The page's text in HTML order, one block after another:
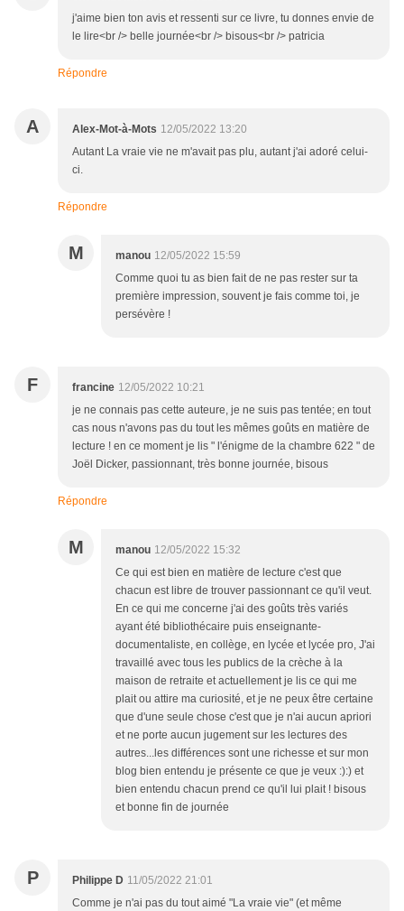
j'aime bien ton avis et ressenti sur ce livre, tu donnes envie de
le lire<br /> belle journée<br /> bisous<br /> patricia
Répondre
A Alex-Mot-à-Mots 12/05/2022 13:20
Autant La vraie vie ne m'avait pas plu, autant j'ai adoré celui-
ci.
Répondre
M manou 12/05/2022 15:59
Comme quoi tu as bien fait de ne pas rester sur ta
première impression, souvent je fais comme toi, je
persévère !
F francine 12/05/2022 10:21
je ne connais pas cette auteure, je ne suis pas tentée; en tout
cas nous n'avons pas du tout les mêmes goûts en matière de
lecture ! en ce moment je lis " l'énigme de la chambre 622 " de
Joël Dicker, passionnant, très bonne journée, bisous
Répondre
M manou 12/05/2022 15:32
Ce qui est bien en matière de lecture c'est que
chacun est libre de trouver passionnant ce qu'il veut.
En ce qui me concerne j'ai des goûts très variés
ayant été bibliothécaire puis enseignante-
documentaliste, en collège, en lycée et lycée pro, J'ai
travaillé avec tous les publics de la crèche à la
maison de retraite et actuellement je lis ce qui me
plait ou attire ma curiosité, et je ne peux être certaine
que d'une seule chose c'est que je n'ai aucun apriori
et ne porte aucun jugement sur les lectures des
autres...les différences sont une richesse et sur mon
blog bien entendu je présente ce que je veux :):) et
bien entendu chacun prend ce qu'il lui plait ! bisous
et bonne fin de journée
P Philippe D 11/05/2022 21:01
Comme je n'ai pas du tout aimé "La vraie vie" (et même